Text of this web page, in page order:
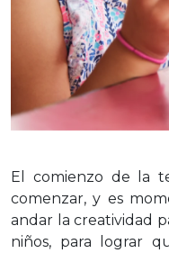
El comienzo de la
comenzar, y es
andar la creatividad
niños, para lograr